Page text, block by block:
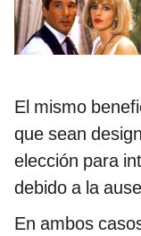
El mismo
que sean
elección para
debido a la
En ambos